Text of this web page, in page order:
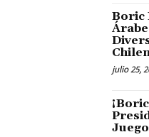
Boric
julio 25,